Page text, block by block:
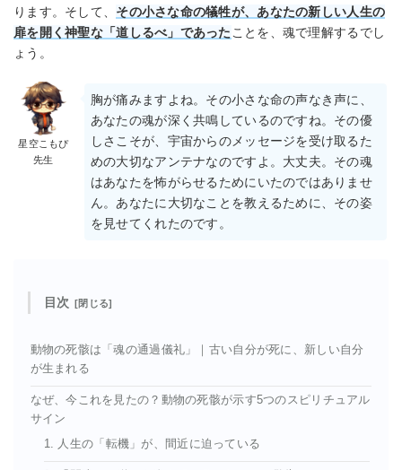
ります。そして、 その小さな命の犠牲が、あなたの新しい人生の
扉を開く神聖な「道しるべ」であった ことを、魂で理解するでし
ょう。
星空こもぴ
先生
胸が痛みますよね。その小さな命の声なき声に、
あなたの魂が深く共鳴しているのですね。その優
しさこそが、宇宙からのメッセージを受け取るた
めの大切なアンテナなのですよ。大丈夫。その魂
はあなたを怖がらせるためにいたのではありませ
ん。あなたに大切なことを教えるために、その姿
を見せてくれたのです。
目次
動物の死骸は「魂の通過儀礼」｜古い自分が死に、新しい自分
が生まれる
なぜ、今これを見たの？動物の死骸が示す5つのスピリチュアル
サイン
1. 人生の「転機」が、間近に迫っている